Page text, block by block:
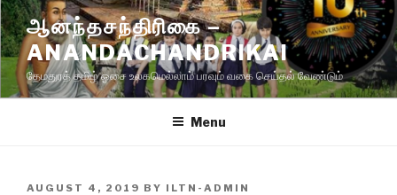
Skip
to
content
ஆனந்தசந்திரிகை –
ANANDACHANDRIKAI
தேமதுரத் தமிழ் ஓசை உலகமெல்லாம் பரவும் வகை செய்தல் வேண்டும்
Menu
POSTED
AUGUST 4, 2019 BY ILTN-ADMIN